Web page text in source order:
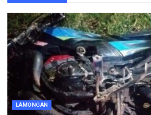
LAMONGAN